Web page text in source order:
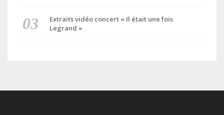
Extraits vidéo concert « Il était une fois
Legrand »